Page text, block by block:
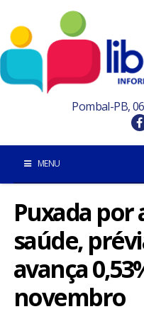
Pombal-PB,
MENU
POMBAL E REGIÃO
Puxada
saúde,
avança
novembro